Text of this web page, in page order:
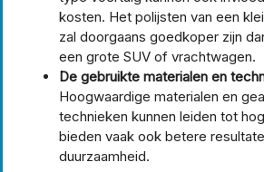
kosten. Het polijsten van een
zal doorgaans goedkoper zijn
een grote SUV of vrachtwagen.
De gebruikte materialen en
Hoogwaardige materialen en
technieken kunnen leiden tot
bieden vaak ook betere
duurzaamheid.